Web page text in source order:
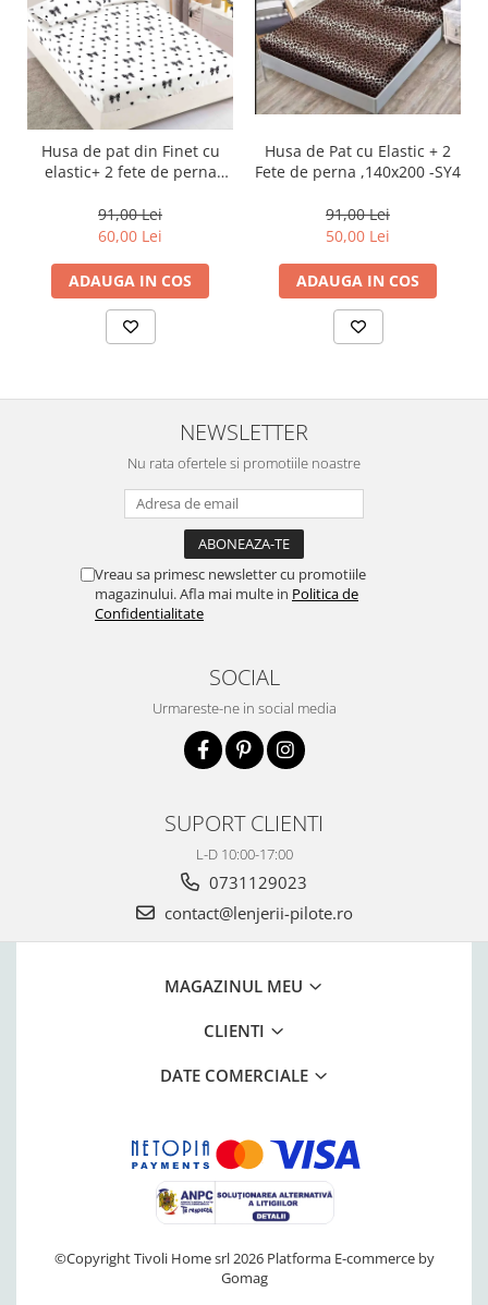
Husa de pat din Finet cu
elastic+ 2 fete de perna
91,00 Lei
60,00 Lei
ADAUGA IN COS
Husa de Pat cu Elastic + 2
Fete de perna ,140x200 -SY4
91,00 Lei
50,00 Lei
ADAUGA IN COS
NEWSLETTER
Nu rata ofertele si promotiile noastre
Vreau sa primesc newsletter cu promotiile
magazinului. Afla mai multe in Politica de
Confidentialitate
SOCIAL
Urmareste-ne in social media
SUPORT CLIENTI
L-D 10:00-17:00
0731129023
contact@lenjerii-pilote.ro
MAGAZINUL MEU
CLIENTI
DATE COMERCIALE
©Copyright Tivoli Home srl 2026 Platforma E-commerce by
Gomag